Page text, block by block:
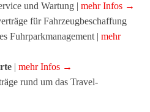
und Wartung | mehr Infos →
für Fahrzeugbeschaffung
Fuhrparkmanagement | mehr
| mehr Infos →
rund um das Travel-